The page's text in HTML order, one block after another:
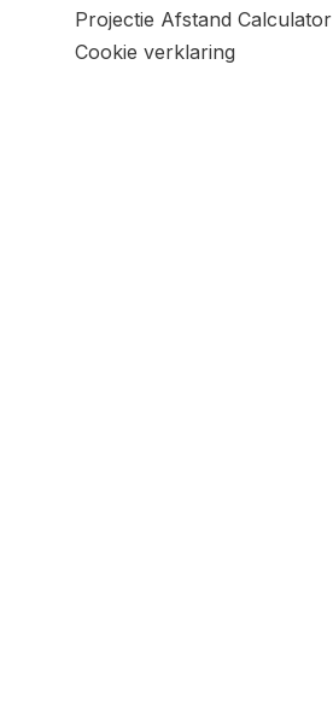
Projectie Afstand Calculator
Cookie verklaring